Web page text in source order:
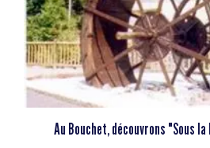
Au Bouchet, découvrons "Sous